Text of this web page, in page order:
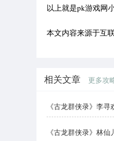
以上就是pk游戏网
本文内容来源于互
相关文章 更多攻
《古龙群侠录》李
《古龙群侠录》林仙